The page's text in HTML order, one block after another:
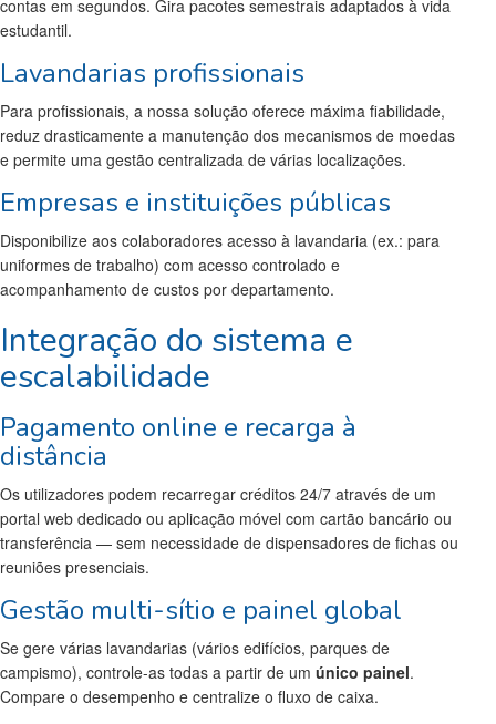
contas em segundos. Gira pacotes semestrais adaptados à vida
estudantil.
Lavandarias profissionais
Para profissionais, a nossa solução oferece máxima fiabilidade,
reduz drasticamente a manutenção dos mecanismos de moedas
e permite uma gestão centralizada de várias localizações.
Empresas e instituições públicas
Disponibilize aos colaboradores acesso à lavandaria (ex.: para
uniformes de trabalho) com acesso controlado e
acompanhamento de custos por departamento.
Integração do sistema e
escalabilidade
Pagamento online e recarga à
distância
Os utilizadores podem recarregar créditos 24/7 através de um
portal web dedicado ou aplicação móvel com cartão bancário ou
transferência — sem necessidade de dispensadores de fichas ou
reuniões presenciais.
Gestão multi-sítio e painel global
Se gere várias lavandarias (vários edifícios, parques de
campismo), controle-as todas a partir de um único painel.
Compare o desempenho e centralize o fluxo de caixa.